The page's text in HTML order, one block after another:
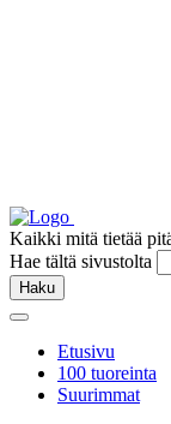
Kaikki mitä tietää
Hae tältä sivustolta
Haku
Etusivu
100 tuoreinta
Suurimmat